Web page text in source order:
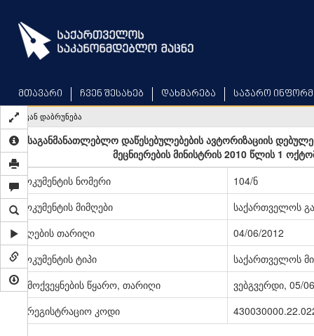
main
content
მთავარი ჩვენ შესახებ დახმარება საჯარო
უკან დაბრუნება
„საგანმანათლებლო დაწესებულებების ავტორიზაციის
მეცნიერების მინისტრის 2010 წლის 1
დოკუმენტის ნომერი
104/ნ
დოკუმენტის მიმღები
საქართველოს
მიღების თარიღი
04/06/2012
დოკუმენტის ტიპი
საქართველოს
გამოქვეყნების წყარო, თარიღი
ვებგვერდი, 05/
სარეგისტრაციო კოდი